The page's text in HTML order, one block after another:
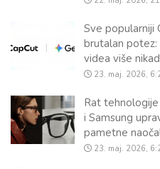
Sve popularniji
brutalan potez:
videa više
23. maj. 2026,
Rat
i Samsung
pametne
23. maj. 2026,